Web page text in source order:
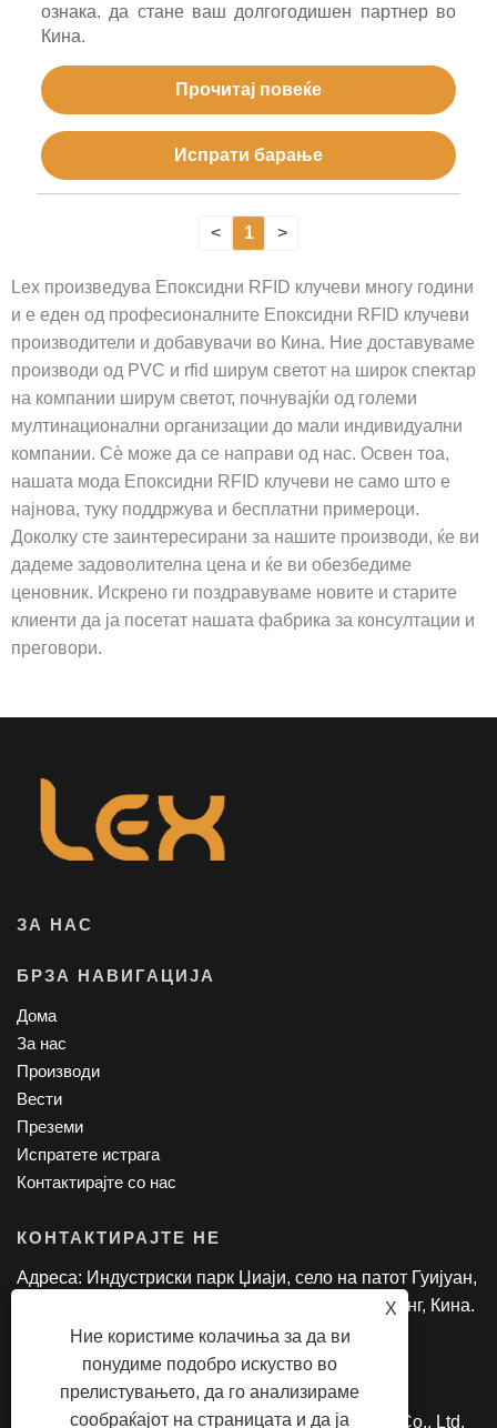
ознака. да стане ваш долгогодишен партнер во
Кина.
Прочитај повеќе
Испрати барање
< 1 >
Lex произведува Епоксидни RFID клучеви многу години
и е еден од професионалните Епоксидни RFID клучеви
производители и добавувачи во Кина. Ние доставуваме
производи од PVC и rfid ширум светот на широк спектар
на компании ширум светот, почнувајќи од големи
мултинационални организации до мали индивидуални
компании. Сè може да се направи од нас. Освен тоа,
нашата мода Епоксидни RFID клучеви не само што е
најнова, туку поддржува и бесплатни примероци.
Доколку сте заинтересирани за нашите производи, ќе ви
дадеме задоволителна цена и ќе ви обезбедиме
ценовник. Искрено ги поздравуваме новите и старите
клиенти да ја посетат нашата фабрика за консултации и
преговори.
X
Ние користиме колачиња за да ви
понудиме подобро искуство во
прелистувањето, да го анализираме
сообраќајот на страницата и да ја
ЗА НАС
БРЗА НАВИГАЦИЈА
Дома
За нас
Производи
Вести
Преземи
Испратете истрага
Контактирајте со нас
КОНТАКТИРАЈТЕ НЕ
Адреса: Индустриски парк Џиаји, село на патот Гуијуан,
град Гуанлан, округ Лонгхуа, Шен Жен, Гуангдонг, Кина.
тел: +86-18818695085
Е-пошта:manager@lexsmartcard.com
Авторски права © 2022 Shenzhen Lex Smart Co., Ltd.